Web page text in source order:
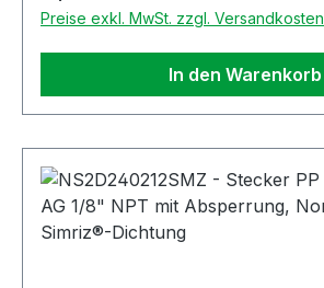
Preise exkl. MwSt. zzgl. Versandkosten
In den Warenkorb